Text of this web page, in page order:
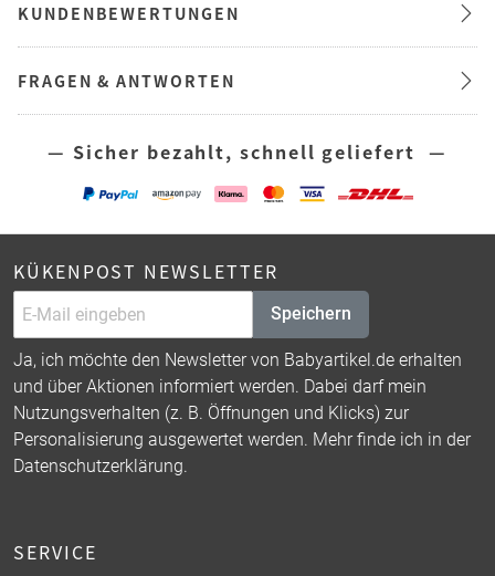
KUNDENBEWERTUNGEN
FRAGEN & ANTWORTEN
— Sicher bezahlt, schnell geliefert —
KÜKENPOST NEWSLETTER
Speichern
Ja, ich möchte den Newsletter von Babyartikel.de erhalten
und über Aktionen informiert werden. Dabei darf mein
Nutzungsverhalten (z. B. Öffnungen und Klicks) zur
Personalisierung ausgewertet werden. Mehr finde ich in der
Datenschutzerklärung.
SERVICE